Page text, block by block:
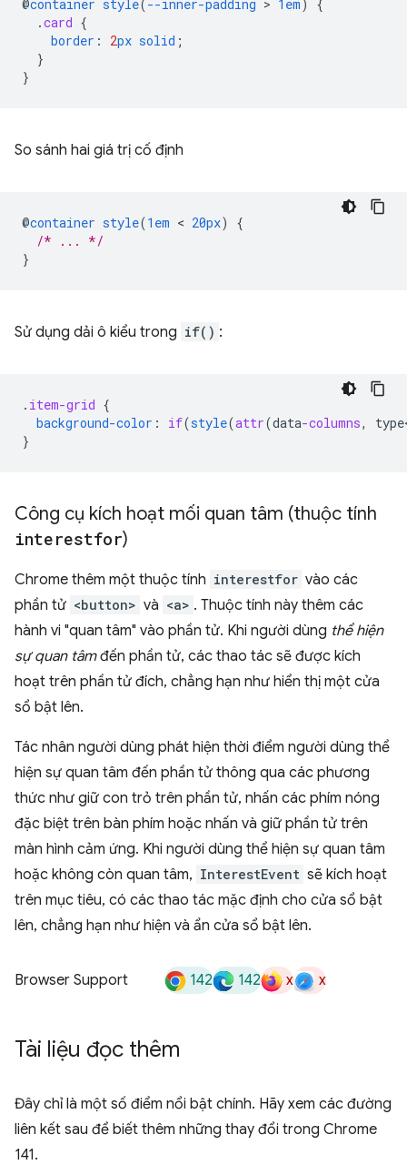
@container style( --inner-padding > 1em )
{
.card {
border : 2px solid ;
}
}
So sánh hai giá trị cố định
@container style(1em < 20px)
{
/* ... */
}
Sử dụng dải ô kiểu trong if() :
. item-grid {
background-color : if(style(attr(data-columns,
}
Công cụ kích hoạt mối quan tâm (thuộc tính
interestfor)
Chrome thêm một thuộc tính interestfor vào các
phần tử <button> và <a> . Thuộc tính này thêm các
hành vi "quan tâm" vào phần tử. Khi người dùng thể hiện
sự quan tâmđến phần tử, các thao tác sẽ được kích
hoạt trên phần tử đích, chẳng hạn như hiển thị một cửa
sổ bật lên.
Tác nhân người dùng phát hiện thời điểm người dùng thể
hiện sự quan tâm đến phần tử thông qua các phương
thức như giữ con trỏ trên phần tử, nhấn các phím nóng
đặc biệt trên bàn phím hoặc nhấn và giữ phần tử trên
màn hình cảm ứng. Khi người dùng thể hiện sự quan tâm
hoặc không còn quan tâm, InterestEvent sẽ kích hoạt
trên mục tiêu, có các thao tác mặc định cho cửa sổ bật
lên, chẳng hạn như hiện và ẩn cửa sổ bật lên.
Browser Support 142 142 x x
Tài liệu đọc thêm
Đây chỉ là một số điểm nổi bật chính. Hãy xem các đường
liên kết sau để biết thêm những thay đổi trong Chrome
141.